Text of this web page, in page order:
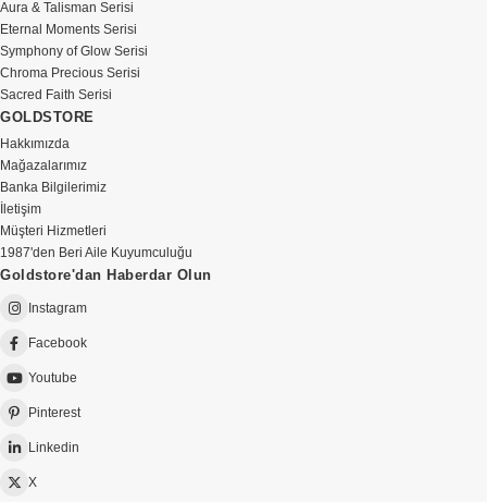
Aura & Talisman Serisi
Eternal Moments Serisi
Symphony of Glow Serisi
Chroma Precious Serisi
Sacred Faith Serisi
GOLDSTORE
Hakkımızda
Mağazalarımız
Banka Bilgilerimiz
İletişim
Müşteri Hizmetleri
1987'den Beri Aile Kuyumculuğu
Goldstore'dan Haberdar Olun
Instagram
Facebook
Youtube
Pinterest
Linkedin
X